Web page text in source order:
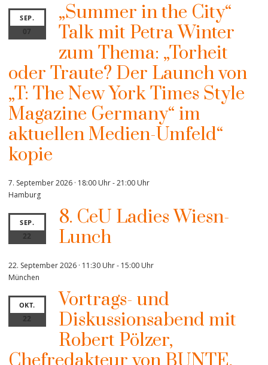
SEP.
07
„Summer in the City“
Talk mit Petra Winter
zum Thema: „Torheit
oder Traute? Der Launch von
„T: The New York Times Style
Magazine Germany“ im
aktuellen Medien-Umfeld“
kopie
7. September 2026 · 18:00 Uhr-21:00 Uhr
Hamburg
SEP.
22
8. CeU Ladies Wiesn-
Lunch
22. September 2026 · 11:30 Uhr- 15:00 Uhr
München
OKT.
22
Vortrags- und
Diskussionsabend mit
Robert Pölzer,